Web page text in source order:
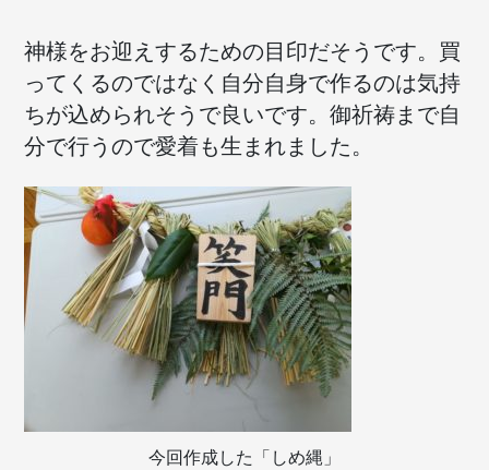
神様をお迎えするための目印だそうです。買
ってくるのではなく自分自身で作るのは気持
ちが込められそうで良いです。御祈祷まで自
分で行うので愛着も生まれました。
今回作成した「しめ縄」